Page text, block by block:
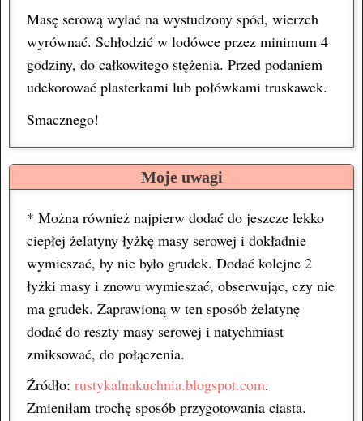
Masę serową wylać na wystudzony spód, wierzch
wyrównać. Schłodzić w lodówce przez minimum 4
godziny, do całkowitego stężenia. Przed podaniem
udekorować plasterkami lub połówkami truskawek.
Smacznego!
Moje uwagi
* Można również najpierw dodać do jeszcze lekko
ciepłej żelatyny łyżkę masy serowej i dokładnie
wymieszać, by nie było grudek. Dodać kolejne 2
łyżki masy i znowu wymieszać, obserwując, czy nie
ma grudek. Zaprawioną w ten sposób żelatynę
dodać do reszty masy serowej i natychmiast
zmiksować, do połączenia.
Źródło: rustykalnakuchnia.blogspot.com.
Zmieniłam trochę sposób przygotowania ciasta.